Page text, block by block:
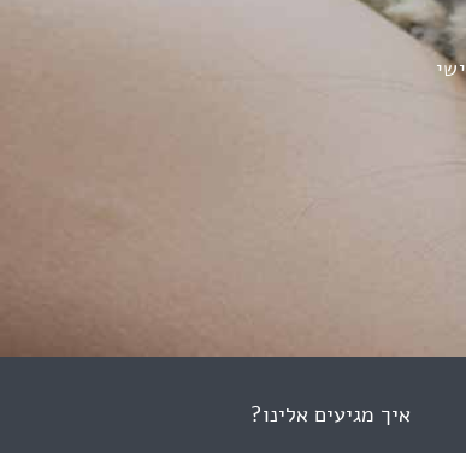
איך מגיעים אלינו?